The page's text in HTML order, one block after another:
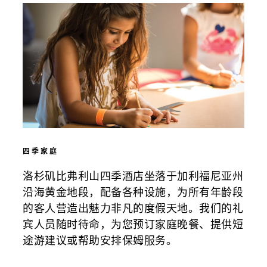
四季家庭
洛杉矶比弗利山四季酒店坐落于加利福尼亚州
沿海黄金地段，配备各种设施，为所有年龄段
的客人营造出魅力非凡的度假天地。我们的礼
宾人员随时待命，为您预订家庭晚餐、提供短
途游建议或帮助安排保姆服务。